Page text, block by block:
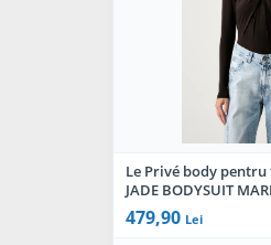
Le Privé body pentru
JADE BODYSUIT
479,90 Lei